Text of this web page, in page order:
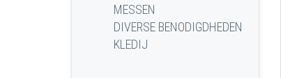
MESSEN
DIVERSE BENODIGDHEDEN
KLEDIJ